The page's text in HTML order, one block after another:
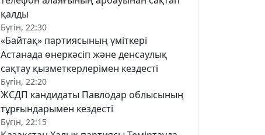
қалды
Бүгін, 22:30
«Байтақ» партиясының үміткері
Астанада өнеркәсіп және денсаулық
сақтау қызметкерлерімен кездесті
Бүгін, 22:20
ЖСДП кандидаты Павлодар облысының
тұрғындарымен кездесті
Бүгін, 22:15